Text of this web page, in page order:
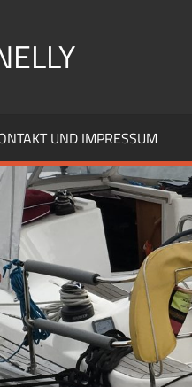
UND IMPRESSUM